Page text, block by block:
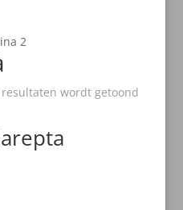
2
resultaten wordt getoond